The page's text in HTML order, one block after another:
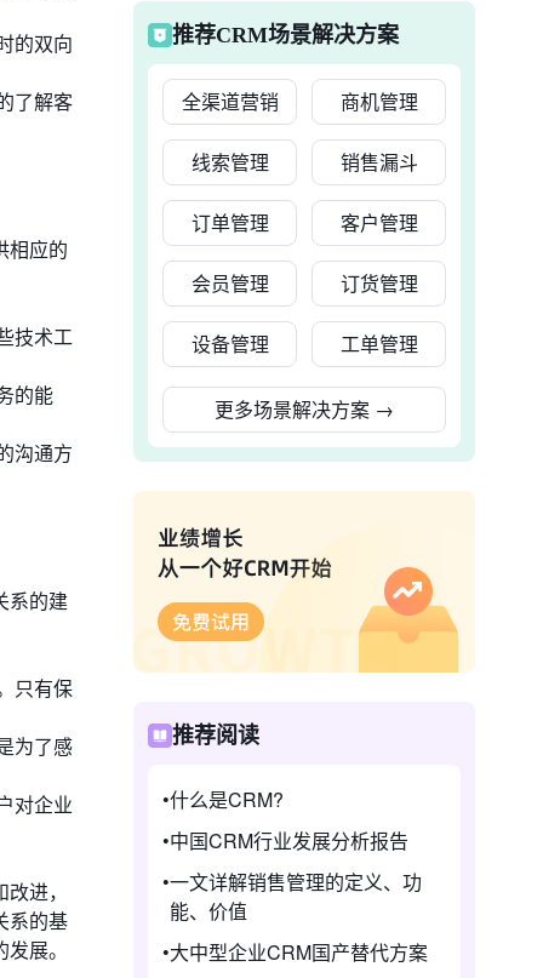
的双向
了解客
相应的
技术工
的能
沟通方
系的建
只有保
为了感
对企业
进，
系的基
展。
推荐CRM场景解决方案
全渠道营销 商机管理
线索管理 销售漏斗
订单管理 客户管理
会员管理 订货管理
设备管理 工单管理
更多场景解决方案 →
推荐阅读
什么是CRM?
中国CRM行业发展分析报告
一文详解销售管理的定义、功
能、价值
大中型企业CRM国产替代方案